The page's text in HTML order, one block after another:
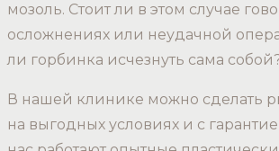
мозоль. Стоит ли в этом случае
осложнениях или неудачной
ли горбинка исчезнуть сама
В нашей клинике можно сделать
на выгодных условиях и с